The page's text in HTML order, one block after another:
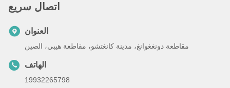
اتصال سريع
العنوان
مقاطعة دونغغوانغ، مدينة كانغتشو، مقاطعة هيبي، الصين
الهاتف
19932265798